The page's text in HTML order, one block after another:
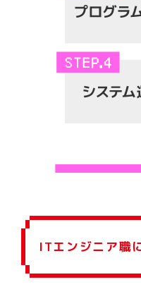
ITエンジニア職